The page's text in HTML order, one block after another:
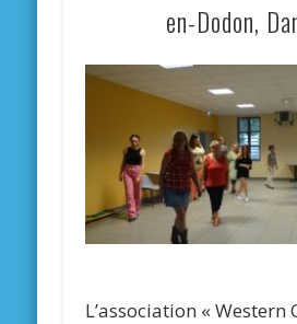
en-Dodon,
L’association « Western